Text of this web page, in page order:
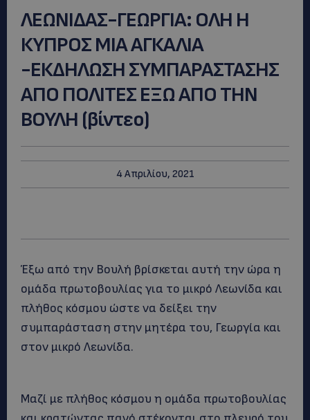
ΛΕΩΝΙΔΑΣ-ΓΕΩΡΓΙΑ: ΟΛΗ Η
ΚΥΠΡΟΣ ΜΙΑ ΑΓΚΑΛΙΑ
-ΕΚΔΗΛΩΣΗ ΣΥΜΠΑΡΑΣΤΑΣΗΣ
ΑΠΟ ΠΟΛΙΤΕΣ ΕΞΩ ΑΠΟ ΤΗΝ
ΒΟΥΛΗ (βίντεο)
4 Απριλίου, 2021
Έξω από την Βουλή βρίσκεται αυτή την ώρα η
ομάδα πρωτοβουλίας για το μικρό Λεωνίδα και
πλήθος κόσμου ώστε να δείξει την
συμπαράσταση στην μητέρα του, Γεωργία και
στον μικρό Λεωνίδα.
Μαζί με πλήθος κόσμου η ομάδα πρωτοβουλίας